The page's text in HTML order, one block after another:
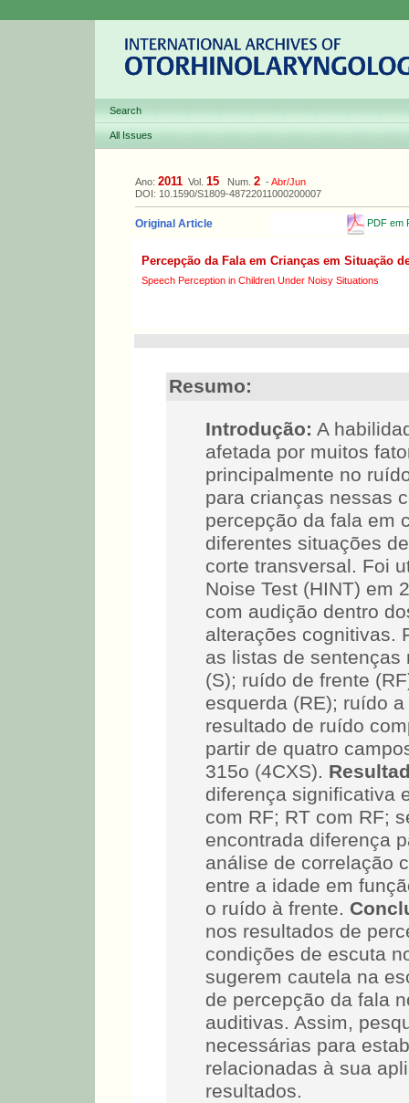
Search
All Issues
Ano: 2011 Vol. 15 Num. 2 -Abr/Jun
DOI: 10.1590/S1809-48722011000200007
Original Article PDF em
Percepção da Fala em Crianças em Situação
Speech Perception in Children Under Noisy Situations
Resumo:
Introdução: A
afetada por muitos
principalmente no
para crianças nessas
percepção da fala em
diferentes situações
corte transversal. Foi
Noise Test (HINT) em
com audição dentro
alterações cognitivas.
as listas de
(S); ruído de frente
esquerda (RE); ruído
resultado de ruído
partir de quatro
315o (4CXS).
diferença significativa
com RF; RT com RF;
encontrada diferença
análise de correlação
entre a idade em
o ruído à frente.
nos resultados de
condições de escuta
sugerem cautela na
de percepção da fala
auditivas. Assim,
necessárias para
relacionadas à sua
resultados.